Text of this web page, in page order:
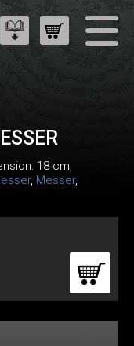
18 cm,
, Messer,